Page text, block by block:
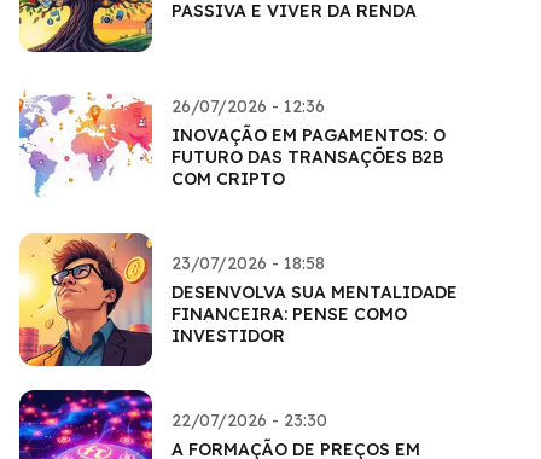
PASSIVA E VIVER DA RENDA
26/07/2026 - 12:36
INOVAÇÃO EM PAGAMENTOS: O
FUTURO DAS TRANSAÇÕES B2B
COM CRIPTO
23/07/2026 - 18:58
DESENVOLVA SUA MENTALIDADE
FINANCEIRA: PENSE COMO
INVESTIDOR
22/07/2026 - 23:30
A FORMAÇÃO DE PREÇOS EM